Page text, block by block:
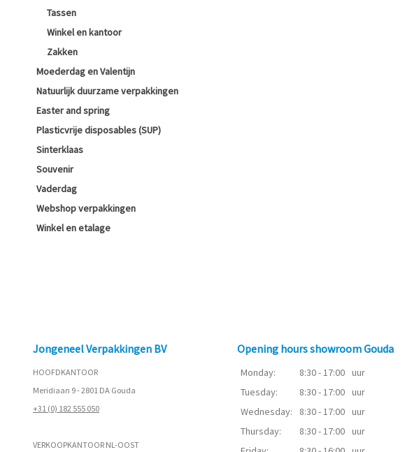
Tassen
Winkel en kantoor
Zakken
Moederdag en Valentijn
Natuurlijk duurzame verpakkingen
Easter and spring
Plasticvrije disposables (SUP)
Sinterklaas
Souvenir
Vaderdag
Webshop verpakkingen
Winkel en etalage
Jongeneel Verpakkingen BV
HOOFDKANTOOR
Meridiaan 9 - 2801 DA Gouda
+31 (0) 182 555 050
VERKOOPKANTOOR NL-OOST
Opening hours showroom Gouda
Monday: 8:30 - 17:00 uur
Tuesday:
8:30 - 17:00 uur
Wednesday:
8:30 - 17:00 uur
Thursday:
8:30 - 17:00 uur